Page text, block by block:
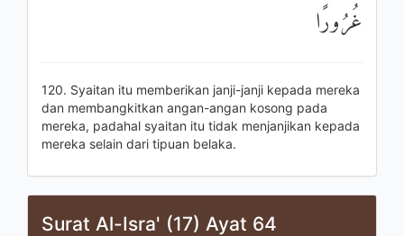
غُرُورًا
120. Syaitan itu memberikan janji-janji kepada mereka
dan membangkitkan angan-angan kosong pada
mereka, padahal syaitan itu tidak menjanjikan kepada
mereka selain dari tipuan belaka.
Surat Al-Isra' (17) Ayat 64